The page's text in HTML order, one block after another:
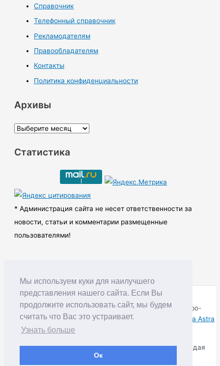
Мы используем куки для наилучшего
представления нашего сайта. Если Вы
продолжите использовать сайт, мы будем
считать что Вас это устраивает.
Узнать больше
Ок
Справочник
Телефонный справочник
Рекламодателям
Правообладателям
Контакты
Политика конфиденциальности
Архивы
А
х
ы
Статистика
* Администрация сайта не несет ответственности за
новости, статьи и комментарии размещенные
пользователями!
Copyright © RUDNIK.MOBI 28.06.2008 - 2026 | Северо-
Енисейский округ Красноярского края | Powered by
Тема Astra
Копирование материалов разрешается только соблюдая
Правила